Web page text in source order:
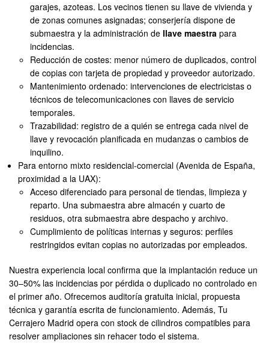
garajes, azoteas. Los vecinos tienen su llave de vivienda y
de zonas comunes asignadas; conserjería dispone de
submaestra y la administración de llave maestra para
incidencias.
Reducción de costes: menor número de duplicados, control
de copias con tarjeta de propiedad y proveedor autorizado.
Mantenimiento ordenado: intervenciones de electricistas o
técnicos de telecomunicaciones con llaves de servicio
temporales.
Trazabilidad: registro de a quién se entrega cada nivel de
llave y revocación planificada en mudanzas o cambios de
inquilino.
Para entorno mixto residencial-comercial (Avenida de España,
proximidad a la UAX):
Acceso diferenciado para personal de tiendas, limpieza y
reparto. Una submaestra abre almacén y cuarto de
residuos, otra submaestra abre despacho y archivo.
Cumplimiento de políticas internas y seguros: perfiles
restringidos evitan copias no autorizadas por empleados.
Nuestra experiencia local confirma que la implantación reduce un
30–50% las incidencias por pérdida o duplicado no controlado en
el primer año. Ofrecemos auditoría gratuita inicial, propuesta
técnica y garantía escrita de funcionamiento. Además, Tu
Cerrajero Madrid opera con stock de cilindros compatibles para
resolver ampliaciones sin rehacer todo el sistema.